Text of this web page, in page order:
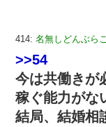
414: 名無しどんぶらこ
>>54
今は共働きが
稼ぐ能力がな
結局、結婚相